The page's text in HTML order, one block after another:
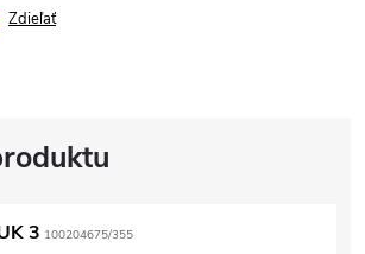
Zdieľať
3 100204675/355